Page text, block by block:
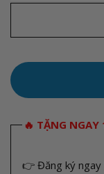
🔥 TẶNG
👉 Đăng ký ngay